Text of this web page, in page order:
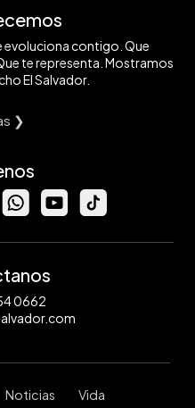
evoluciona contigo. Que
te representa. Mostramos
El Salvador.
❯
0662
Noticias Vida